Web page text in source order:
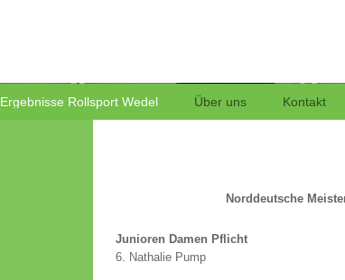
Ergebnisse Rollsport Wedel Über uns Kontakt
Norddeutsche
Junioren Damen Pflicht
6. Nathalie Pump